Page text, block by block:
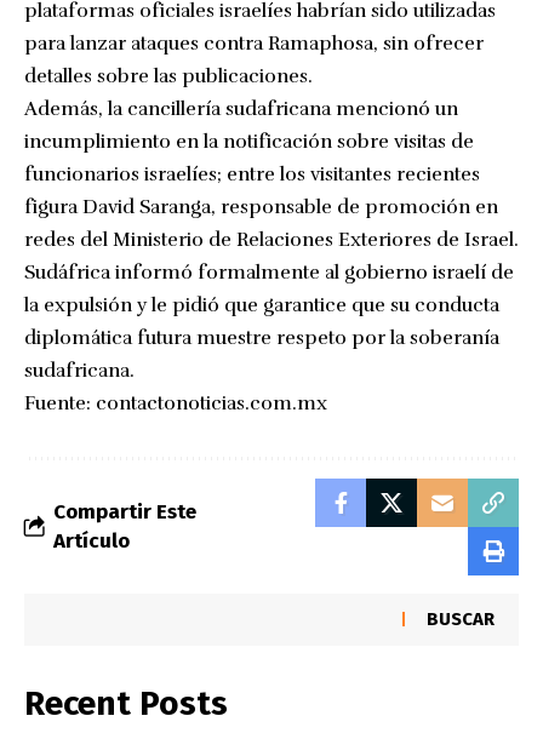
plataformas oficiales israelíes habrían sido utilizadas
para lanzar ataques contra Ramaphosa, sin ofrecer
detalles sobre las publicaciones.
Además, la cancillería sudafricana mencionó un
incumplimiento en la notificación sobre visitas de
funcionarios israelíes; entre los visitantes recientes
figura David Saranga, responsable de promoción en
redes del Ministerio de Relaciones Exteriores de Israel.
Sudáfrica informó formalmente al gobierno israelí de
la expulsión y le pidió que garantice que su conducta
diplomática futura muestre respeto por la soberanía
sudafricana.
Fuente: contactonoticias.com.mx
Compartir Este
Artículo
BUSCAR
Recent Posts